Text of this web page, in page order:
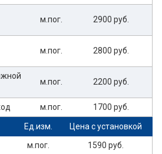
м.пог. 2900 руб.
м.пог. 2800 руб.
м.пог. 2200 руб.
м.пог. 1700 руб.
Ед.изм.
Цена с установкой
м.пог.
1590 руб.